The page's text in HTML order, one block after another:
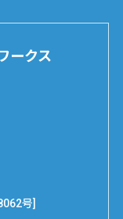
ークス
号]